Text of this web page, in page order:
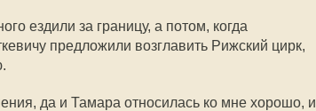
ездили за границу, а потом, когда
предложили возглавить Рижский цирк,
да и Тамара относилась ко мне хорошо, и